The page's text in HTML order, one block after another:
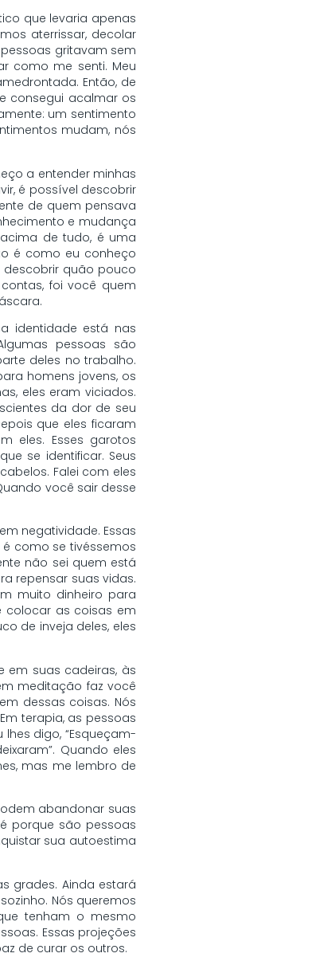
que levaria apenas
aterrissar, decolar
pessoas gritavam sem
como me senti. Meu
Então, de
consegui acalmar os
um sentimento
mudam, nós
a entender minhas
é possível descobrir
de quem pensava
e mudança
de tudo, é uma
é como eu conheço
descobrir quão pouco
foi você quem
identidade está nas
pessoas são
deles no trabalho.
homens jovens, os
eles eram viciados.
da dor de seu
que eles ficaram
eles. Esses garotos
se identificar. Seus
Falei com eles
você sair desse
negatividade. Essas
como se tivéssemos
não sei quem está
repensar suas vidas.
muito dinheiro para
colocar as coisas em
de inveja deles, eles
em suas cadeiras, às
meditação faz você
dessas coisas. Nós
terapia, as pessoas
digo, “Esqueçam-
Quando eles
mas me lembro de
abandonar suas
porque são pessoas
sua autoestima
grades. Ainda estará
Nós queremos
tenham o mesmo
Essas projeções
de curar os outros.